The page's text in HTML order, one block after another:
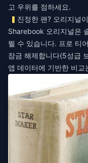
고 우위를 점하세요.
진정한 팬? 오리지널
Sharebook 오리지널은
뛸 수 있습니다. 프로 티
잠금 해제합니다(5성급
앱 데이터에 기반한 비교